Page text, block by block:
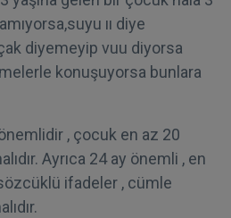
ıı diye
diyemeyip vuu diyorsa
konuşuyorsa bunlara
, çocuk en az 20
Ayrıca 24 ay önemli , en
ifadeler , cümle